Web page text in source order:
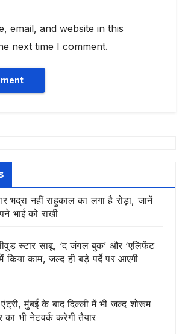
email, and website in this
next time I comment.
भद्रा नहीं राहुकाल का लगा है रोड़ा, जानें
भाई को राखी
स्टार साबू, ‘द जंगल बुक’ और ‘एलिफेंट
किया काम, जल्द ही बड़े पर्दे पर आएगी
मुंबई के बाद दिल्ली में भी जल्द शोरूम
का भी नेटवर्क करेगी तैयार